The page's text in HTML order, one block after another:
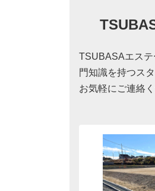
TSUBASAエス
門知識を持つス
お気軽にご連絡